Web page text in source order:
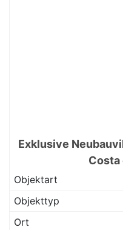
Exklusive
Costa
Objektart
Objekttyp
Ort